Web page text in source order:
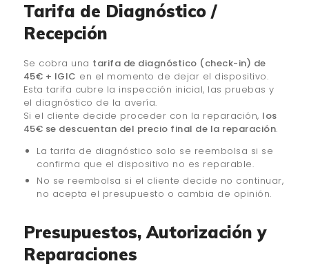
Tarifa de Diagnóstico /
Recepción
Se cobra una tarifa de diagnóstico (check-in) de
45€ + IGIC en el momento de dejar el dispositivo.
Esta tarifa cubre la inspección inicial, las pruebas y
el diagnóstico de la avería.
Si el cliente decide proceder con la reparación, los
45€ se descuentan del precio final de la reparación.
La tarifa de diagnóstico solo se reembolsa si se
confirma que el dispositivo no es reparable.
No se reembolsa si el cliente decide no continuar,
no acepta el presupuesto o cambia de opinión.
Presupuestos, Autorización y
Reparaciones